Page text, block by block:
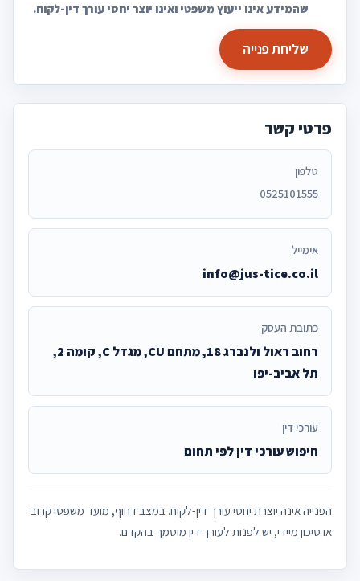
שהמידע אינו ייעוץ משפטי ואינו יוצר יחסי עורך דין-לקוח.
שליחת פנייה
פרטי קשר
טלפון
0525101555
אימייל
info@jus-tice.co.il
כתובת העסק
רחוב ראול ולנברג 18, מתחם CU, מגדל C, קומה 2,
תל אביב-יפו
עורכי דין
חיפוש עורכי דין לפי תחום
הפנייה אינה יוצרת יחסי עורך דין-לקוח. במצב דחוף, מועד משפטי קרוב
או סיכון מיידי, יש לפנות לעורך דין מוסמך בהקדם.